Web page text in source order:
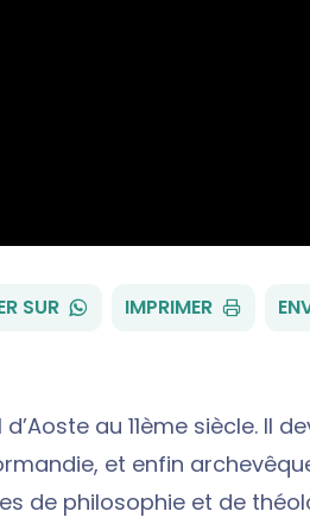
SUR WHATSAPP
IMPRIMER
au 11ème siècle. Il
et enfin
de philosophie et de